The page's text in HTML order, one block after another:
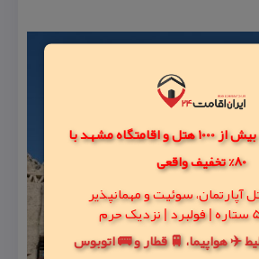
🎁 امکان رزرو بیش از 1000 هتل و اقامتگاه مشهد با
80% تخفیف واقعی
آپارتمان، سوئیت و مهمانپذیر
✈️ هواپیما، 🚆 قطار و 🚌 اتوبوس